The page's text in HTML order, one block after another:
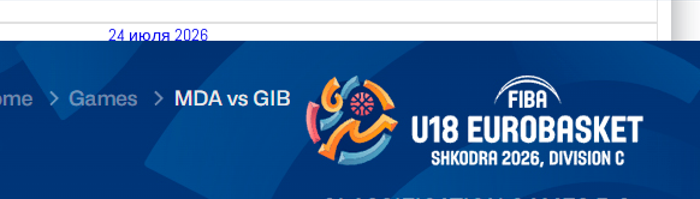
24 июля 2026
25.07.2026 Moldova vs Gibraltar FIBA U18 EuroBasket 2026,
Division C
Читать далее